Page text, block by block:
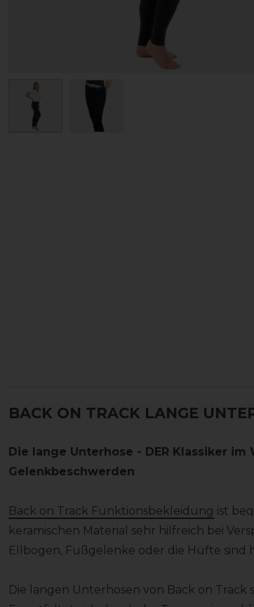
BACK ON TRACK LANGE
Die lange Unterhose - DER Klassiker
Gelenkbeschwerden
Back on Track Funktionsbekleidung ist
keramischen Material sehr hilfreich bei
Ellbogen, Fußgelenke oder die Hüfte sind
Die langen Unterhosen von Back on